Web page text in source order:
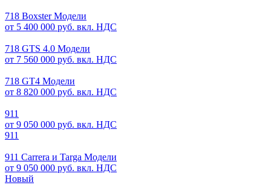
718 Boxster Модели
от 5 400 000 руб. вкл. НДС
718 GTS 4.0 Модели
от 7 560 000 руб. вкл. НДС
718 GT4 Модели
от 8 820 000 руб. вкл. НДС
911
от 9 050 000 руб. вкл. НДС
911
911 Carrera и Targa Модели
от 9 050 000 руб. вкл. НДС
Новый